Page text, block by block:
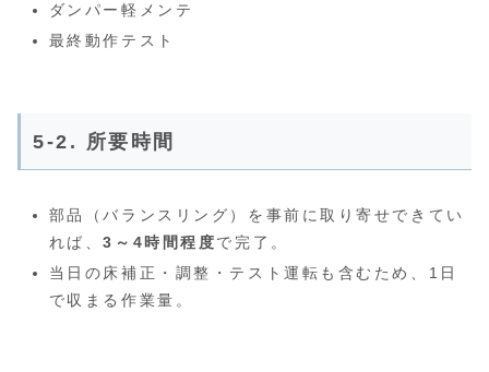
ダンパー軽メンテ
最終動作テスト
5-2. 所要時間
部品（バランスリング）を事前に取り寄せできてい
れば、3～4時間程度で完了。
当日の床補正・調整・テスト運転も含むため、1日
で収まる作業量。